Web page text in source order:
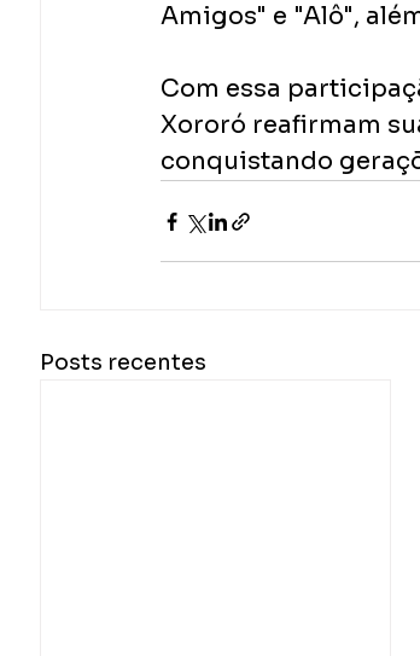
Amigos" e "Alô",
Com essa
Xororó reafirmam
conquistando
Posts recentes